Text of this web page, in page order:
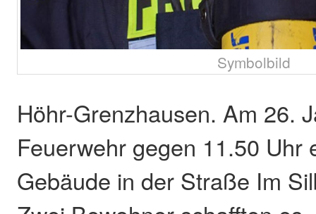
Symbolbild
Höhr-Grenzhausen. Am 26.
Feuerwehr gegen 11.50 Uhr
Gebäude in der Straße Im